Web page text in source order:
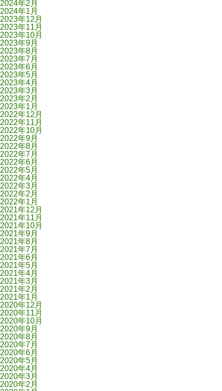
2024年2月
2024年1月
2023年12月
2023年11月
2023年10月
2023年9月
2023年8月
2023年7月
2023年6月
2023年5月
2023年4月
2023年3月
2023年2月
2023年1月
2022年12月
2022年11月
2022年10月
2022年9月
2022年8月
2022年7月
2022年6月
2022年5月
2022年4月
2022年3月
2022年2月
2022年1月
2021年12月
2021年11月
2021年10月
2021年9月
2021年8月
2021年7月
2021年6月
2021年5月
2021年4月
2021年3月
2021年2月
2021年1月
2020年12月
2020年11月
2020年10月
2020年9月
2020年8月
2020年7月
2020年6月
2020年5月
2020年4月
2020年3月
2020年2月